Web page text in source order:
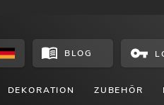
BLOG
DEKORATION ZUBEHÖR